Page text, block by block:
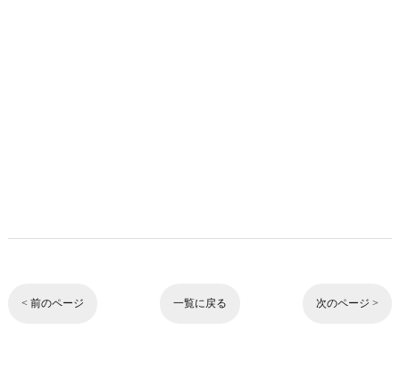
< 前のページ 一覧に戻る 次のページ >